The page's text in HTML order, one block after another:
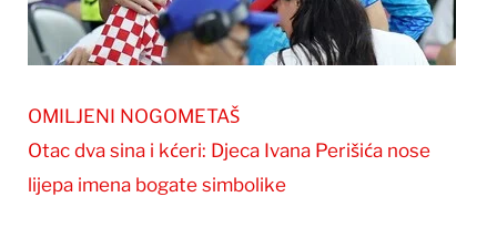
OMILJENI NOGOMETAŠ
Otac dva sina i kćeri: Djeca Ivana Perišića nose
lijepa imena bogate simbolike